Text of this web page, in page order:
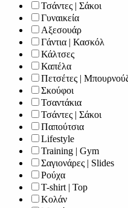
Τσάντες | Σάκοι
Γυναικεία
Αξεσουάρ
Γάντια | Κασκόλ
Κάλτσες
Καπέλα
Πετσέτες |
Σκούφοι
Τσαντάκια
Τσάντες | Σάκοι
Παπούτσια
Lifestyle
Training | Gym
Σαγιονάρες | Slides
Ρούχα
T-shirt | Top
Κολάν